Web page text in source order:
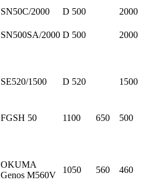
SN50C/2000 D 500 2000
SN500SA/2000 D 500
2000
SE520/1500 D 520
1500
FGSH 50 1100 650
500
OKUMA
Genos M560V
1050 560 460